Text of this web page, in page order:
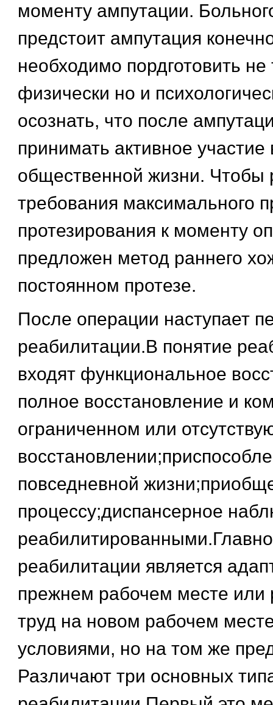
моменту ампутации.
предстоит ампутация
необходимо пордготовить не
физически но и
осознать, что после
принимать активное участие
общественной жизни. Чтобы
требования максимального
протезирования к моменту
предложен метод раннего
постоянном протезе.
После операции наступает
реабилитации.В понятие
входят функциональное
полное восстановление и
ограниченном или
повседневной
процессу;диспансерное
реабилитации является
прежнем рабочем месте или
труд на новом рабочем
условиями, но на том же
Различают три основных